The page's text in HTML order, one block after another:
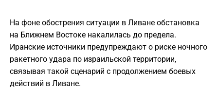
На фоне обострения ситуации в Ливане обстановка
на Ближнем Востоке накалилась до предела.
Иранские источники предупреждают о риске ночного
ракетного удара по израильской территории,
связывая такой сценарий с продолжением боевых
действий в Ливане.